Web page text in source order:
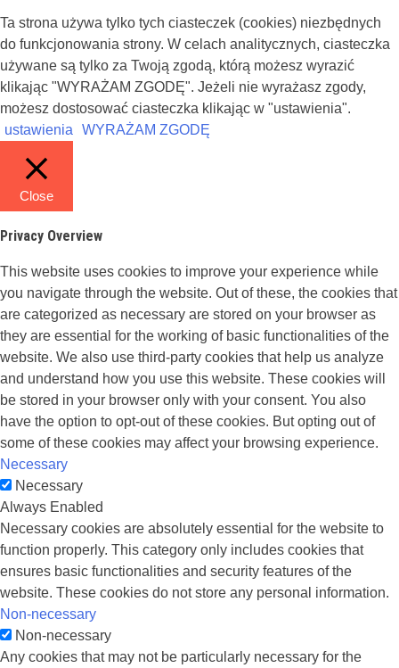
Ta strona używa tylko tych ciasteczek (cookies) niezbędnych
do funkcjonowania strony. W celach analitycznych, ciasteczka
używane są tylko za Twoją zgodą, którą możesz wyrazić
klikając "WYRAŻAM ZGODĘ". Jeżeli nie wyrażasz zgody,
możesz dostosować ciasteczka klikając w "ustawienia".
ustawienia
WYRAŻAM ZGODĘ
Close
Privacy Overview
This website uses cookies to improve your experience while
you navigate through the website. Out of these, the cookies that
are categorized as necessary are stored on your browser as
they are essential for the working of basic functionalities of the
website. We also use third-party cookies that help us analyze
and understand how you use this website. These cookies will
be stored in your browser only with your consent. You also
have the option to opt-out of these cookies. But opting out of
some of these cookies may affect your browsing experience.
Necessary
Necessary
Always Enabled
Necessary cookies are absolutely essential for the website to
function properly. This category only includes cookies that
ensures basic functionalities and security features of the
website. These cookies do not store any personal information.
Non-necessary
Non-necessary
Any cookies that may not be particularly necessary for the